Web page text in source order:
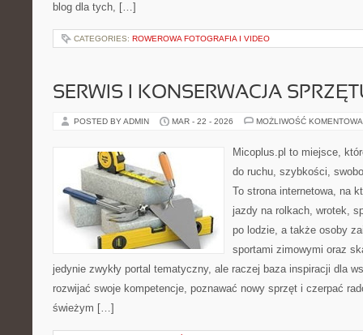
blog dla tych, […]
CATEGORIES: ROWEROWA FOTOGRAFIA I VIDEO
SERWIS I KONSERWACJA
POSTED BY ADMIN MAR - 22 - 2026 MOŻLIWOŚĆ
Micoplus.pl to miejsce,
do ruchu, szybkości,
To strona internetowa, na
jazdy na rolkach, wrotek,
po lodzie, a także osoby
sportami zimowymi oraz
jedynie zwykły portal tematyczny, ale raczej baza inspiracji dla
rozwijać swoje kompetencje, poznawać nowy sprzęt i czerpać
świeżym […]